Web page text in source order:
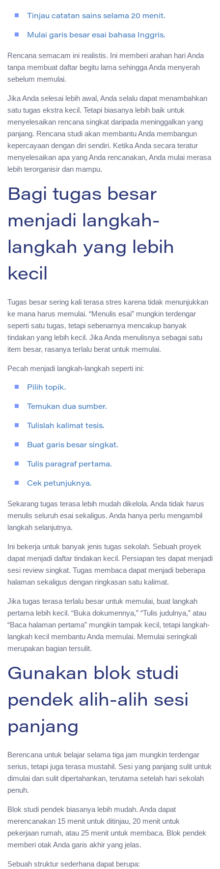
Tinjau catatan sains selama 20 menit.
Mulai garis besar esai bahasa Inggris.
Rencana semacam ini realistis. Ini memberi arahan hari Anda
tanpa membuat daftar begitu lama sehingga Anda menyerah
sebelum memulai.
Jika Anda selesai lebih awal, Anda selalu dapat menambahkan
satu tugas ekstra kecil. Tetapi biasanya lebih baik untuk
menyelesaikan rencana singkat daripada meninggalkan yang
panjang. Rencana studi akan membantu Anda membangun
kepercayaan dengan diri sendiri. Ketika Anda secara teratur
menyelesaikan apa yang Anda rencanakan, Anda mulai merasa
lebih terorganisir dan mampu.
Bagi tugas besar
menjadi langkah-
langkah yang lebih
kecil
Tugas besar sering kali terasa stres karena tidak menunjukkan
ke mana harus memulai. “Menulis esai” mungkin terdengar
seperti satu tugas, tetapi sebenarnya mencakup banyak
tindakan yang lebih kecil. Jika Anda menulisnya sebagai satu
item besar, rasanya terlalu berat untuk memulai.
Pecah menjadi langkah-langkah seperti ini:
Pilih topik.
Temukan dua sumber.
Tulislah kalimat tesis.
Buat garis besar singkat.
Tulis paragraf pertama.
Cek petunjuknya.
Sekarang tugas terasa lebih mudah dikelola. Anda tidak harus
menulis seluruh esai sekaligus. Anda hanya perlu mengambil
langkah selanjutnya.
Ini bekerja untuk banyak jenis tugas sekolah. Sebuah proyek
dapat menjadi daftar tindakan kecil. Persiapan tes dapat menjadi
sesi review singkat. Tugas membaca dapat menjadi beberapa
halaman sekaligus dengan ringkasan satu kalimat.
Jika tugas terasa terlalu besar untuk memulai, buat langkah
pertama lebih kecil. “Buka dokumennya,” “Tulis judulnya,” atau
“Baca halaman pertama” mungkin tampak kecil, tetapi langkah-
langkah kecil membantu Anda memulai. Memulai seringkali
merupakan bagian tersulit.
Gunakan blok studi
pendek alih-alih sesi
panjang
Berencana untuk belajar selama tiga jam mungkin terdengar
serius, tetapi juga terasa mustahil. Sesi yang panjang sulit untuk
dimulai dan sulit dipertahankan, terutama setelah hari sekolah
penuh.
Blok studi pendek biasanya lebih mudah. Anda dapat
merencanakan 15 menit untuk ditinjau, 20 menit untuk
pekerjaan rumah, atau 25 menit untuk membaca. Blok pendek
memberi otak Anda garis akhir yang jelas.
Sebuah struktur sederhana dapat berupa: